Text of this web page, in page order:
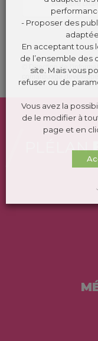
Ministère
Direction de
comarquage
PLÉLAN
- Proposer des
En acceptant tous
de l’ensemble des
site. Mais vous
refuser ou de
Vous avez la
de le modifier à
page et en